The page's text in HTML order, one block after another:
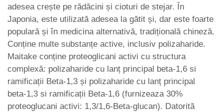
adesea crește pe rădăcini și cioturi de stejar. În
Japonia, este utilizată adesea la gătit și, dar este foarte
populară și în medicina alternativă, tradițională chineză.
Conține multe substanțe active, inclusiv polizaharide.
Maitake conține proteoglicani activi cu structura
complexă: polizaharide cu lanț principal beta-1,6 si
ramificații Beta-1,3 și polizaharide cu lanț principal
beta-1,3 si ramificații Beta-1,6 (furnizeaza 30%
proteoglucani activi: 1,3/1,6-Beta-glucan). Datorită